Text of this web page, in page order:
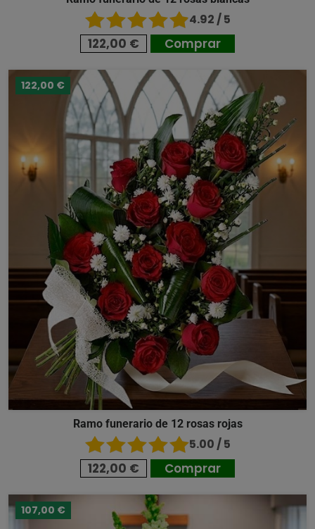
4.92 / 5
122,00 € Comprar
122,00 €
Ramo funerario de 12 rosas rojas
5.00 / 5
122,00 € Comprar
107,00 €